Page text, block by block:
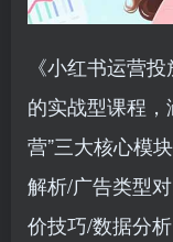
《小红书运营
的实战型课程
营”三大核心模
解析/广告类型
价技巧/数据分